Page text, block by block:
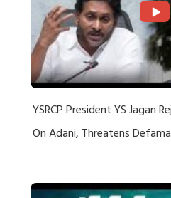
YSRCP President YS Jagan
On Adani, Threatens